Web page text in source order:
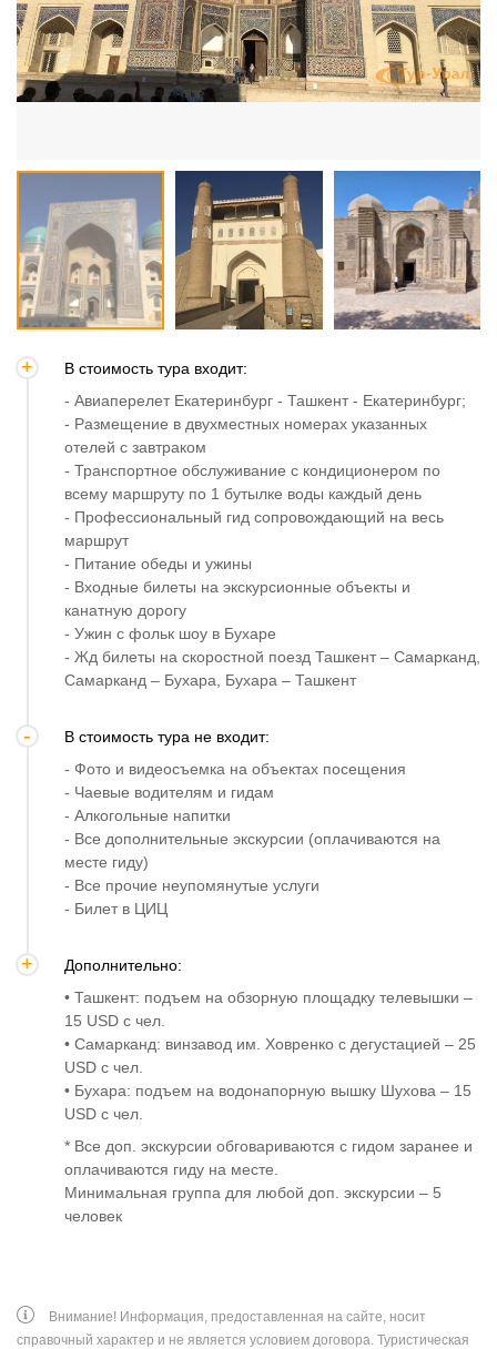
֎ Знаменитая бухарская кузница
Ужин в ресторане с фольк-шоу "Нодир Девон
Беги"
В стоимость тура входит:
- Авиаперелет Екатеринбург - Ташкент - Екатеринбург;
- Размещение в двухместных номерах указанных
отелей с завтраком
- Транспортное обслуживание с кондиционером по
всему маршруту по 1 бутылке воды каждый день
- Профессиональный гид сопровождающий на весь
маршрут
- Питание обеды и ужины
- Входные билеты на экскурсионные объекты и
канатную дорогу
- Ужин с фольк шоу в Бухаре
- Жд билеты на скоростной поезд Ташкент – Самарканд,
Самарканд – Бухара, Бухара – Ташкент
В стоимость тура не входит:
- Фото и видеосъемка на объектах посещения
- Чаевые водителям и гидам
- Алкогольные напитки
- Все дополнительные экскурсии (оплачиваются на
месте гиду)
- Все прочие неупомянутые услуги
- Билет в ЦИЦ
Дополнительно:
• Ташкент: подъем на обзорную площадку телевышки –
15 USD с чел.
• Самарканд: винзавод им. Ховренко с дегустацией – 25
USD с чел.
• Бухара: подъем на водонапорную вышку Шухова – 15
USD с чел.
* Все доп. экскурсии обговариваются с гидом заранее и
оплачиваются гиду на месте.
Минимальная группа для любой доп. экскурсии – 5
человек
Внимание! Информация, предоставленная на сайте, носит
справочный характер и не является условием договора. Туристическая